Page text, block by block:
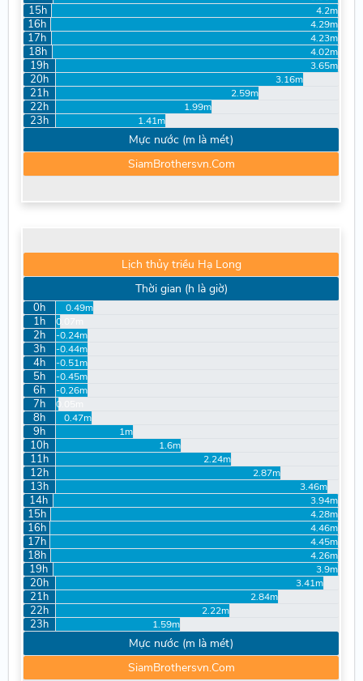
15h 4.2m
16h 4.29m
17h 4.23m
18h 4.02m
19h 3.65m
20h 3.16m
21h 2.59m
22h 1.99m
23h 1.41m
Mực nước (m là mét)
SiamBrothersvn.Com
Lịch thủy triều Hạ Long
Thời gian (h là giờ)
0h 0.49m
1h 0.07m
2h -0.24m
3h -0.44m
4h -0.51m
5h -0.45m
6h -0.26m
7h 0.05m
8h 0.47m
9h 1m
10h 1.6m
11h 2.24m
12h 2.87m
13h 3.46m
14h 3.94m
15h 4.28m
16h 4.46m
17h 4.45m
18h 4.26m
19h 3.9m
20h 3.41m
21h 2.84m
22h 2.22m
23h 1.59m
Mực nước (m là mét)
SiamBrothersvn.Com